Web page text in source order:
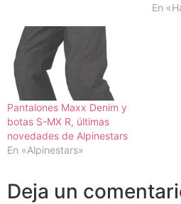
En
Pantalones Maxx Denim y
botas S-MX R, últimas
novedades de Alpinestars
En «Alpinestars»
Deja un